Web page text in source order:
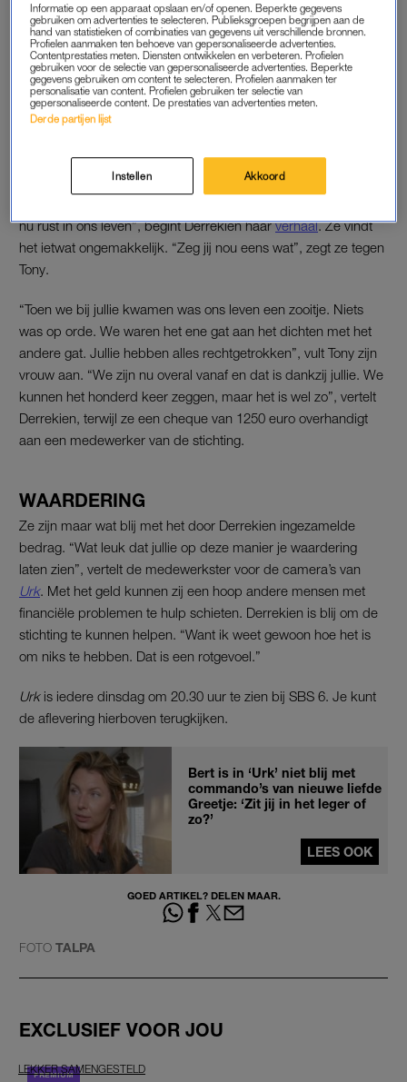
instemmend. “Ja, maar twee dagen is meer dan zat voor jou.”
CHEQUE
De volgende dag gaan ze samen naar Stichting Hulp en Steun,
een organisatie die mensen helpt om uit de schulden te
bedrag. De opbrengsten van de pop-upstore gaan namelijk in
zijn geheel naar de stichting. “We zijn jullie heel dankbaar wat
nu rust in ons leven”, begint Derrekien haarverhaal. Ze vindt
het ietwat ongemakkelijk. “Zeg jij nou eens wat”, zegt ze tegen
Tony.
“Toen we bij jullie kwamen was ons leven een zooitje. Niets
was op orde. We waren het ene gat aan het dichten met het
andere gat. Jullie hebben alles rechtgetrokken”, vult Tony zijn
vrouw aan. “We zijn nu overal vanaf en dat is dankzij jullie. We
kunnen het honderd keer zeggen, maar het is wel zo”, vertelt
Derrekien, terwijl ze een cheque van 1250 euro overhandigt
aan een medewerker van de stichting.
WAARDERING
Ze zijn maar wat blij met het door Derrekien ingezamelde
bedrag. “Wat leuk dat jullie op deze manier je waardering
laten zien”, vertelt de medewerkster voor de camera’s van
Urk. Met het geld kunnen zij een hoop andere mensen met
financiële problemen te hulp schieten. Derrekien is blij om de
stichting te kunnen helpen. “Want ik weet gewoon hoe het is
om niks te hebben. Dat is een rotgevoel.”
Urkis iedere dinsdag om 20.30 uur te zien bij SBS 6. Je kunt
de aflevering hierboven terugkijken.
Bert is in ‘Urk’ niet blij met
commando’s van nieuwe liefde
Greetje: ‘Zit jij in het leger of
zo?’
LEES OOK
GOED ARTIKEL? DELEN MAAR.
FOTO TALPA
EXCLUSIEF VOOR JOU
LEKKER SAMENGESTELD
Informatie op een apparaat opslaan en/of openen. Beperkte gegevens
gebruiken om advertenties te selecteren. Publieksgroepen begrijpen aan de
hand van statistieken of combinaties van gegevens uit verschillende bronnen.
Profielen aanmaken ten behoeve van gepersonaliseerde advertenties.
Contentprestaties meten. Diensten ontwikkelen en verbeteren. Profielen
gebruiken voor de selectie van gepersonaliseerde advertenties. Beperkte
gegevens gebruiken om content te selecteren. Profielen aanmaken ter
personalisatie van content. Profielen gebruiken ter selectie van
gepersonaliseerde content. De prestaties van advertenties meten.
Derde partijen lijst
Instellen Akkoord